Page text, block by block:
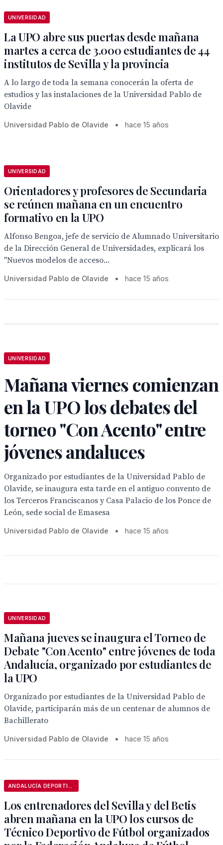
UNIVERSIDAD
La UPO abre sus puertas desde mañana
martes a cerca de 3.000 estudiantes de 44
institutos de Sevilla y la provincia
A lo largo de toda la semana conocerán la oferta de
estudios y las instalaciones de la Universidad Pablo de
Olavide
Universidad Pablo de Olavide • hace 15 años
UNIVERSIDAD
Orientadores y profesores de Secundaria
se reúnen mañana en un encuentro
formativo en la UPO
Alfonso Bengoa, jefe de servicio de Alumnado Universitario
de la Dirección General de Universidades, explicará los
"Nuevos modelos de acceso...
Universidad Pablo de Olavide • hace 15 años
UNIVERSIDAD
Mañana viernes comienzan
en la UPO los debates del
torneo "Con Acento" entre
jóvenes andaluces
Organizado por estudiantes de la Universidad Pablo de
Olavide, se inaugura esta tarde en el antiguo convento de
los Terceros Franciscanos y Casa Palacio de los Ponce de
León, sede social de Emasesa
Universidad Pablo de Olavide • hace 15 años
UNIVERSIDAD
Mañana jueves se inaugura el Torneo de
Debate "Con Acento" entre jóvenes de toda
Andalucía, organizado por estudiantes de
la UPO
Organizado por estudiantes de la Universidad Pablo de
Olavide, participarán más de un centenar de alumnos de
Bachillerato
Universidad Pablo de Olavide • hace 15 años
Los entrenadores del Sevilla y del Betis
abren mañana en la UPO los cursos de
Técnico Deportivo de Fútbol organizados